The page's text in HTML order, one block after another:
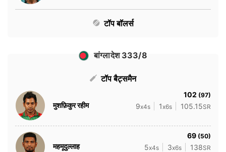
टॉप बॉलर्स
बांग्लादेश 333/8
टॉप बैट्समैन
मुशफ़िकुर रहीम
102 (97)
9x4s 1x6s 105.15SR
महमूदुल्लाह
69 (50)
5x4s 3x6s 138SR